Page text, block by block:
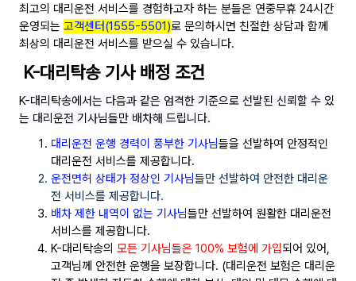
최고의 대리운전 서비스를 경험하고자 하는 분들은 연중무휴 24시간
운영되는 고객센터(1555-5501)로 문의하시면 친절한 상담과 함께
최상의 대리운전 서비스를 받으실 수 있습니다.
K-대리탁송 기사 배정 조건
K-대리탁송에서는 다음과 같은 엄격한 기준으로 선발된 신뢰할 수 있
는 대리운전 기사님들만 배차해 드립니다.
대리운전 운행 경력이 풍부한 기사님들을 선발하여 안정적인
대리운전 서비스를 제공합니다.
운전면허 상태가 정상인 기사님들만 선발하여 안전한 대리운
전 서비스를 제공합니다.
배차 제한 내역이 없는 기사님들만 선발하여 원활한 대리운전
서비스를 제공합니다.
K-대리탁송의 모든 기사님들은 100% 보험에 가입되어 있어,
고객님께 안전한 운행을 보장합니다. (대리운전 보험은 대리운